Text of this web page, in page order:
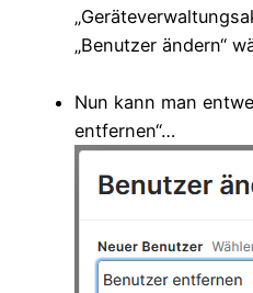
„Benutzer ändern“
Nun kann man
entfernen“…